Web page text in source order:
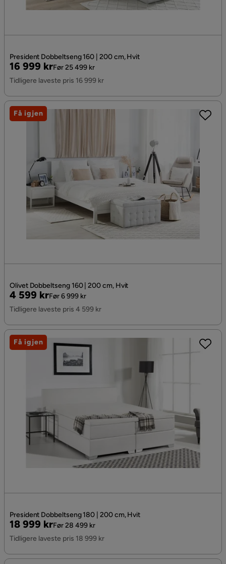
President Dobbeltseng 160 | 200 cm, Hvit
Pris
16 999 kr
Original
Pris
Før 25 499 kr
Tidligere laveste pris 16 999 kr
Olivet Dobbeltseng 160 | 200 cm, Hvit
Pris
4 599 kr
Original
Pris
Før 6 999 kr
Tidligere laveste pris 4 599 kr
Få igjen
President Dobbeltseng 180 | 200 cm, Hvit
Pris
18 999 kr
Original
Pris
Før 28 499 kr
Tidligere laveste pris 18 999 kr
Få igjen